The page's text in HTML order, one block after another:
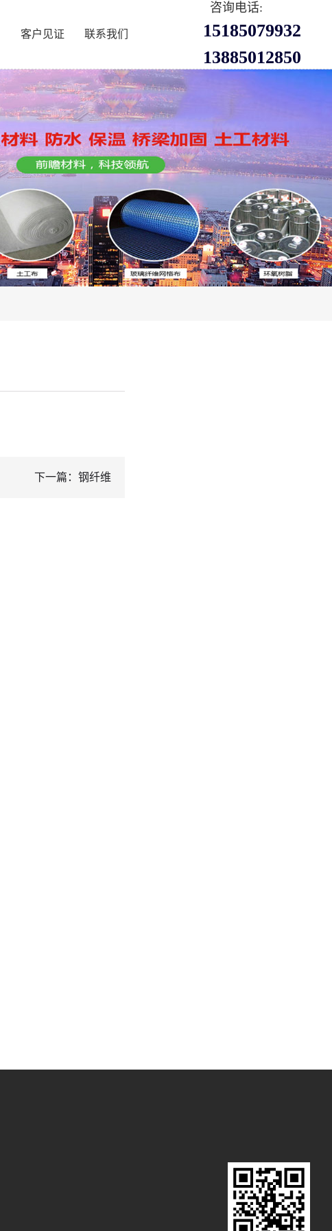
客户见证 联系我们
咨询电话:
15185079932
13885012850
下一篇：钢纤维